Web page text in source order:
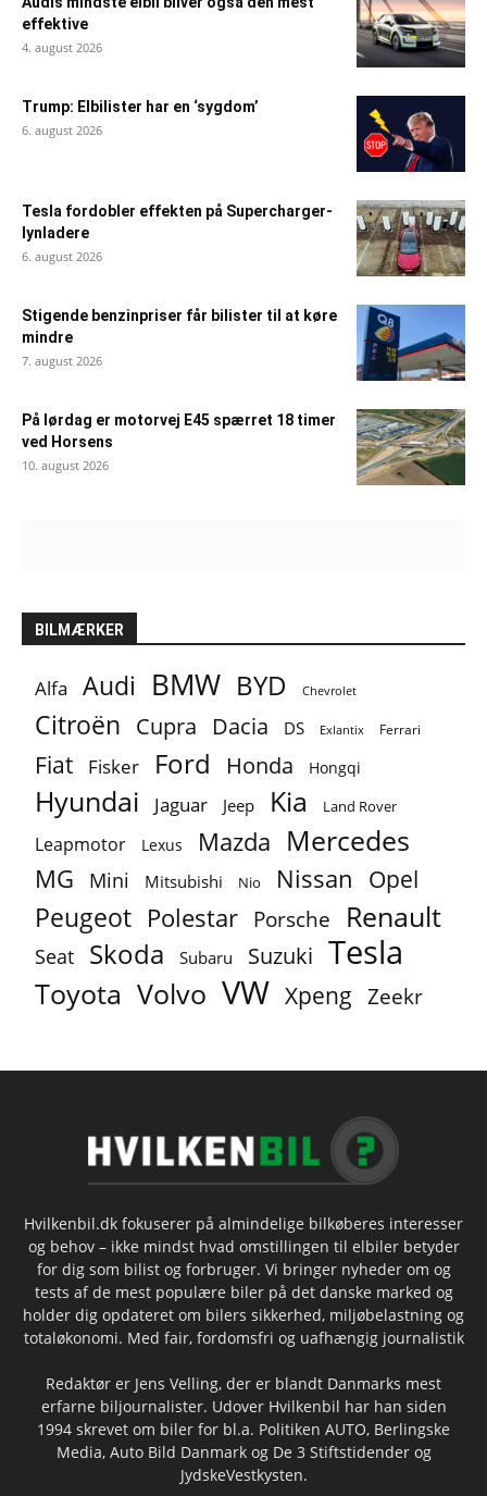
effektive
4. august 2026
Trump: Elbilister har en ‘sygdom’
6. august 2026
Tesla fordobler effekten på Supercharger-
lynladere
6. august 2026
Stigende benzinpriser får bilister til at køre
mindre
7. august 2026
På lørdag er motorvej E45 spærret 18 timer
ved Horsens
10. august 2026
BILMÆRKER
Alfa Audi BMW BYD Chevrolet
Citroën Cupra Dacia DS Exlantix Ferrari
Fiat Fisker Ford Honda Hongqi
Hyundai Jaguar Jeep Kia Land Rover
Leapmotor Lexus Mazda Mercedes
MG Mini Mitsubishi Nio Nissan Opel
Peugeot Polestar Porsche Renault
Seat Skoda Subaru Suzuki Tesla
Toyota Volvo VW Xpeng Zeekr
Hvilkenbil.dk fokuserer på almindelige bilkøberes interesser
og behov – ikke mindst hvad omstillingen til elbiler betyder
for dig som bilist og forbruger. Vi bringer nyheder om og
tests af de mest populære biler på det danske marked og
holder dig opdateret om bilers sikkerhed, miljøbelastning og
totaløkonomi. Med fair, fordomsfri og uafhængig journalistik
Redaktør er Jens Velling, der er blandt Danmarks mest
erfarne biljournalister. Udover Hvilkenbil har han siden
1994 skrevet om biler for bl.a. Politiken AUTO, Berlingske
Media, Auto Bild Danmark og De 3 Stiftstidender og
JydskeVestkysten.